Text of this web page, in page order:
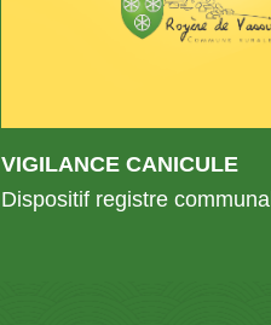
VIGILANCE CANICULE
Dispositif registre communal